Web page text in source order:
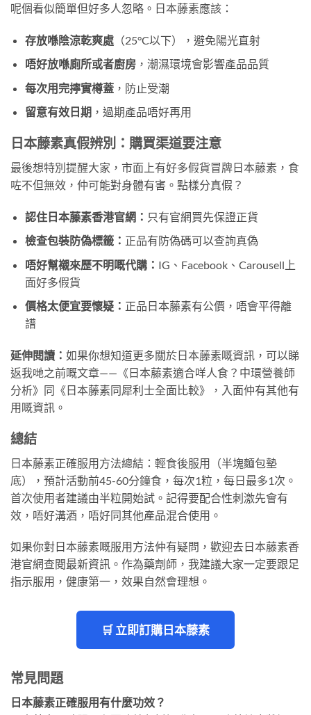
呢個看似簡單但好多人忽略。日本藤素應該：
存放喺陰涼乾爽處（25°C以下），避免陽光直射
唔好放喺廁所或者廚房，潮濕環境會影響產品品質
每次用完擰實樽蓋，防止受潮
留意有效日期 ，過期產品唔好再用
日本藤素真假辨別：購買渠道要注意
最後想特別提醒大家，市面上有好多假貨冒牌日本藤素，食
咗不但無效，仲可能對身體有害。點樣分真假？
認住日本藤素香港官網： 只有官網買先保證正貨
檢查包裝防偽標籤： 正品有防偽碼可以查詢真偽
唔好幫襯來歷不明嘅代購： IG、Facebook、Carousell上
面好多假貨
價格太便宜要懷疑： 正品日本藤素有公價，唔會平得離
譜
延伸閱讀： 如果你想知道更多關於日本藤素嘅資訊，可以睇
返我哋之前嘅文章——《日本藤素適合咩人食？中環營養師
分析》同《日本藤素同犀利士全面比較》，入面仲有其他有
用嘅資訊。
總結
日本藤素正確服用方法總結：輕食後服用（半塊麵包墊
底），預計活動前45-60分鐘食，每次1粒，每日最多1次。
首次使用者建議由半粒開始試。記得要配合性刺激先會有
效，唔好溝酒，唔好同其他產品混合使用。
如果你對日本藤素嘅服用方法仲有疑問，歡迎去日本藤素香
港官網查閱最新資訊。作為藥劑師，我建議大家一定要跟足
指示服用，健康第一，效果自然會理想。
🛒 立即訂購日本藤素
常見問題
日本藤素正確服用有什麼功效？